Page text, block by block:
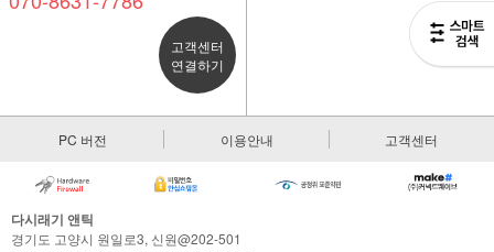
고객센터
연결하기
PC 버전 이용안내 고객센터
다시래기 앤틱
경기도 고양시 원일로3, 신원@202-501